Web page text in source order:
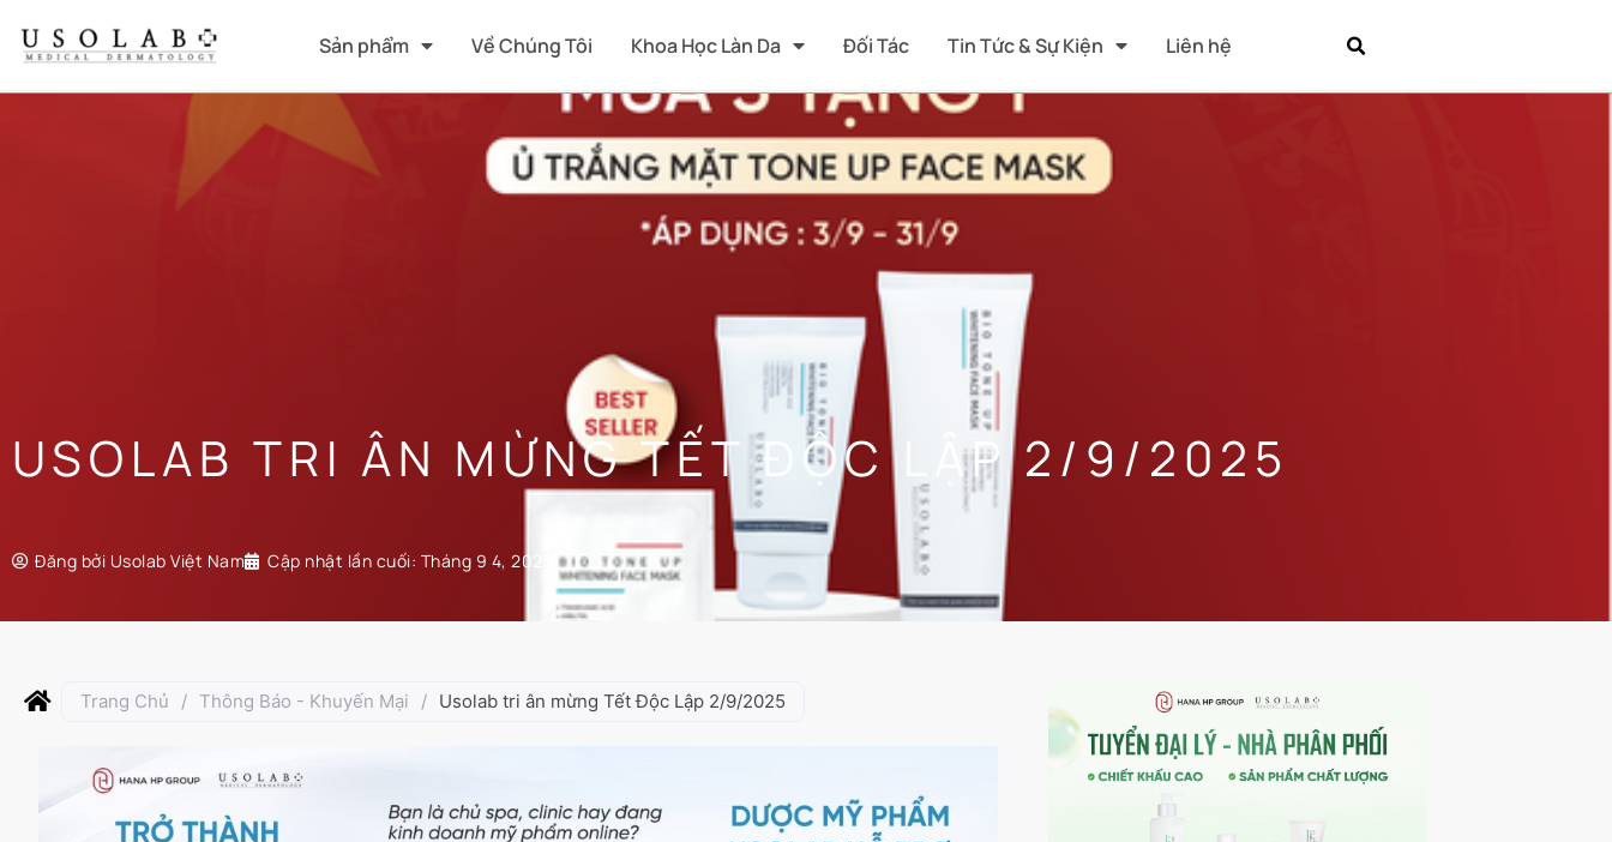
Sản phẩm Về Chúng Tôi Khoa Học Làn Da Đối Tác Tin Tức & Sự Kiện Liên hệ
USOLAB TRI ÂN MỪNG TẾT ĐỘC LẬP 2/9/2025
Đăng bởi Usolab Việt Nam Cập nhật lần cuối: Tháng 9 4, 2025
Trang Chủ / Thông Báo - Khuyến Mại / Usolab tri ân mừng Tết Độc Lập 2/9/2025